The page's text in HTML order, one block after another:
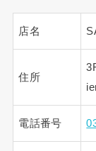
店名
住所
電話番号